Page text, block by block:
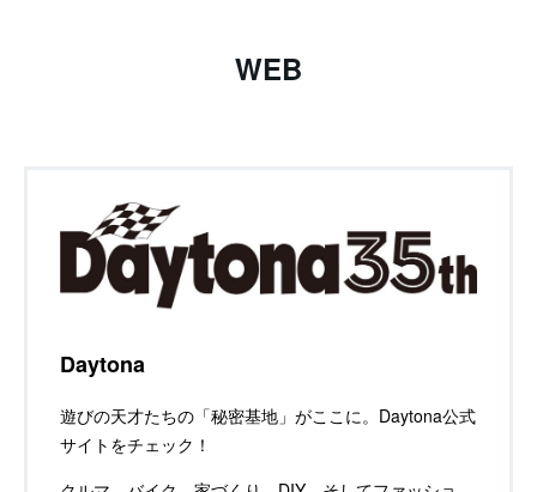
WEB
Daytona
遊びの天才たちの「秘密基地」がここに。Daytona公式
サイトをチェック！